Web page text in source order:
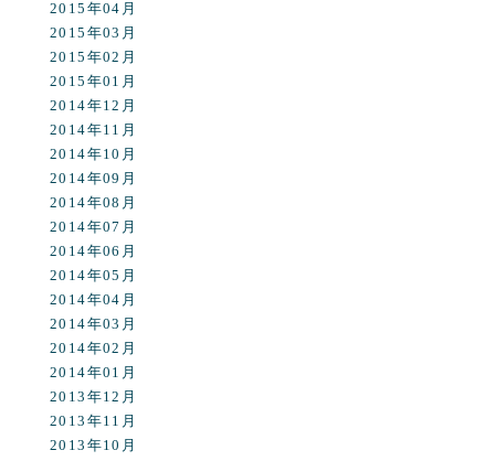
2015年04月
2015年03月
2015年02月
2015年01月
2014年12月
2014年11月
2014年10月
2014年09月
2014年08月
2014年07月
2014年06月
2014年05月
2014年04月
2014年03月
2014年02月
2014年01月
2013年12月
2013年11月
2013年10月